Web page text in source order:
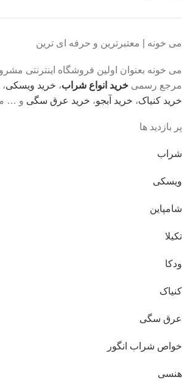
می خونه | معتبرترین و حرفه ای ترین
می خونه بعنوان اولین فروشگاه اینترنتی
مرجع رسمی خرید انواع شراب، خرید ویسکی،
خرید کنیاک، خرید آبجو، خرید عرق سگی و …
پر بازدید ها
شراب
ویسکی
شامپاین
تکیلا
ودکا
کنیاک
عرق سگی
خواص شراب انگور
هنسی